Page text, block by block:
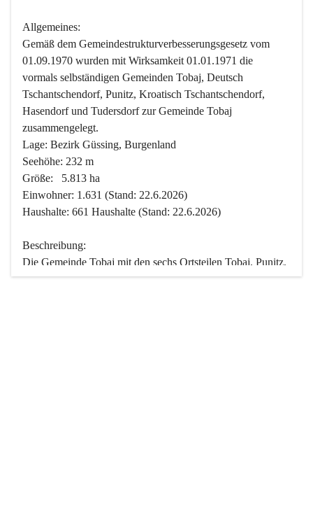
Allgemeines:
Gemäß dem Gemeindestrukturverbesserungsgesetz vom
01.09.1970 wurden mit Wirksamkeit 01.01.1971 die
vormals selbständigen Gemeinden Tobaj, Deutsch
Tschantschendorf, Punitz, Kroatisch Tschantschendorf,
Hasendorf und Tudersdorf zur Gemeinde Tobaj
zusammengelegt.
Lage: Bezirk Güssing, Burgenland
Seehöhe: 232 m
Größe:   5.813 ha
Einwohner: 1.631 (Stand: 22.6.2026)
Haushalte: 661 Haushalte (Stand: 22.6.2026)
Beschreibung:
Die Gemeinde Tobaj mit den sechs Ortsteilen Tobaj, Punitz,
Deutsch Tschantschendorf, Kroatisch Tschantschendorf,